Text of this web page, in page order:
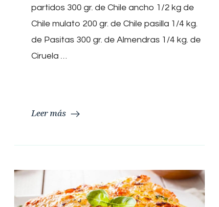
partidos 300 gr. de Chile ancho 1/2 kg de
Chile mulato 200 gr. de Chile pasilla 1/4 kg.
de Pasitas 300 gr. de Almendras 1/4 kg. de
Ciruela …
Leer más